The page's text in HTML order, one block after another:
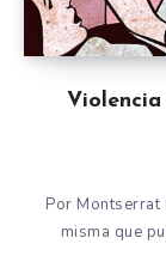
Por Montserrat
misma que